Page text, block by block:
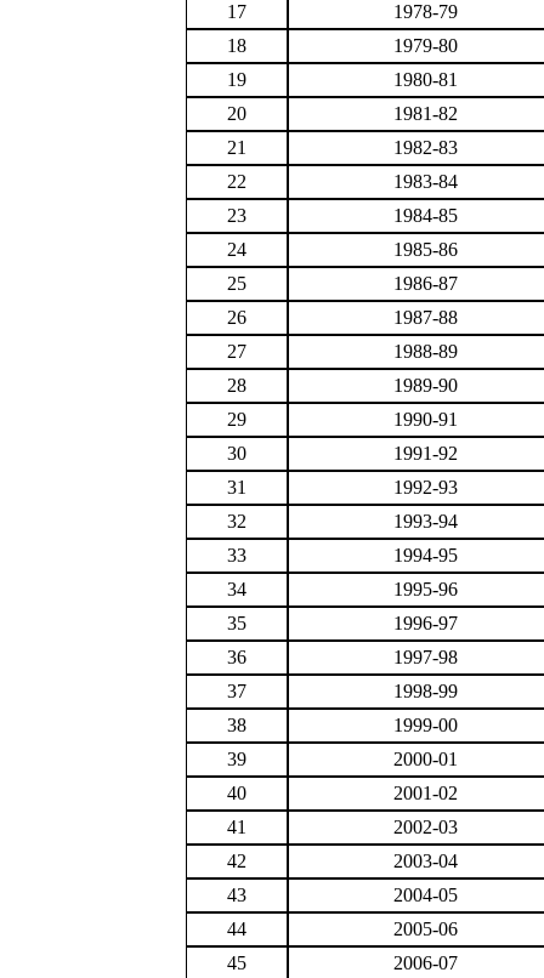
17
1978-79
18
1979-80
19
1980-81
20
1981-82
21
1982-83
22
1983-84
23
1984-85
24
1985-86
25
1986-87
26
1987-88
27
1988-89
28
1989-90
29
1990-91
30
1991-92
31
1992-93
32
1993-94
33
1994-95
34
1995-96
35
1996-97
36
1997-98
37
1998-99
38
1999-00
39
2000-01
40
2001-02
41
2002-03
42
2003-04
43
2004-05
44
2005-06
45
2006-07